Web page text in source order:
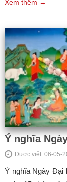
Xem thêm →
Ý nghĩa
Được viết: 06-05-
Ý nghĩa Ngày Đại